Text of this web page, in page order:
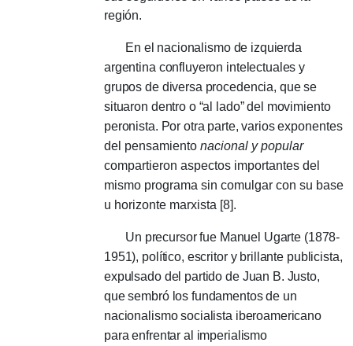
región.
En el nacionalismo de izquierda
argentina confluyeron intelectuales y
grupos de diversa procedencia, que se
situaron dentro o “al lado” del movimiento
peronista. Por otra parte, variosexponentes
del pensamiento nacional y popular
compartieron aspectos importantes del
mismo programa sin comulgar con su base
u horizonte marxista [8].
Un precursor fue Manuel Ugarte (1878-
1951), político, escritor y brillante publicista,
expulsado del partido de Juan B. Justo,
que sembró los fundamentos de un
nacionalismo socialista iberoamericano
para enfrentar al imperialismo